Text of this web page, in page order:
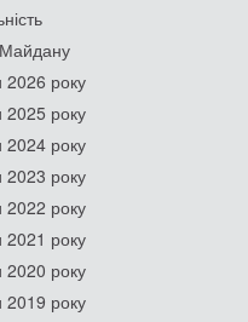
2026 року
2025 року
2024 року
2023 року
2022 року
2021 року
2020 року
2019 року